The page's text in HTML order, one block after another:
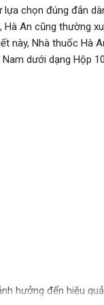
chọn đúng đắn
An cũng thường
này, Nhà thuốc Hà
dưới dạng Hộp
hưởng đến hiệu